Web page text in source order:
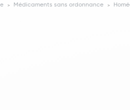
Médicaments sans ordonnance